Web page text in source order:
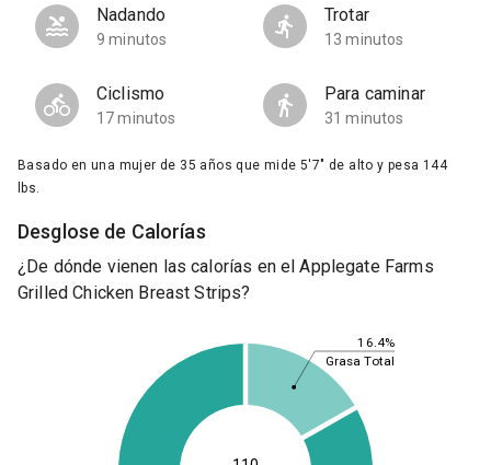
Nadando
9 minutos
Trotar
13 minutos
Ciclismo
17 minutos
Para caminar
31 minutos
Basado en una mujer de 35 años que mide 5'7" de alto y pesa 144
lbs.
Desglose de Calorías
¿De dónde vienen las calorías en el Applegate Farms
Grilled Chicken Breast Strips?
16.4%
Grasa Total